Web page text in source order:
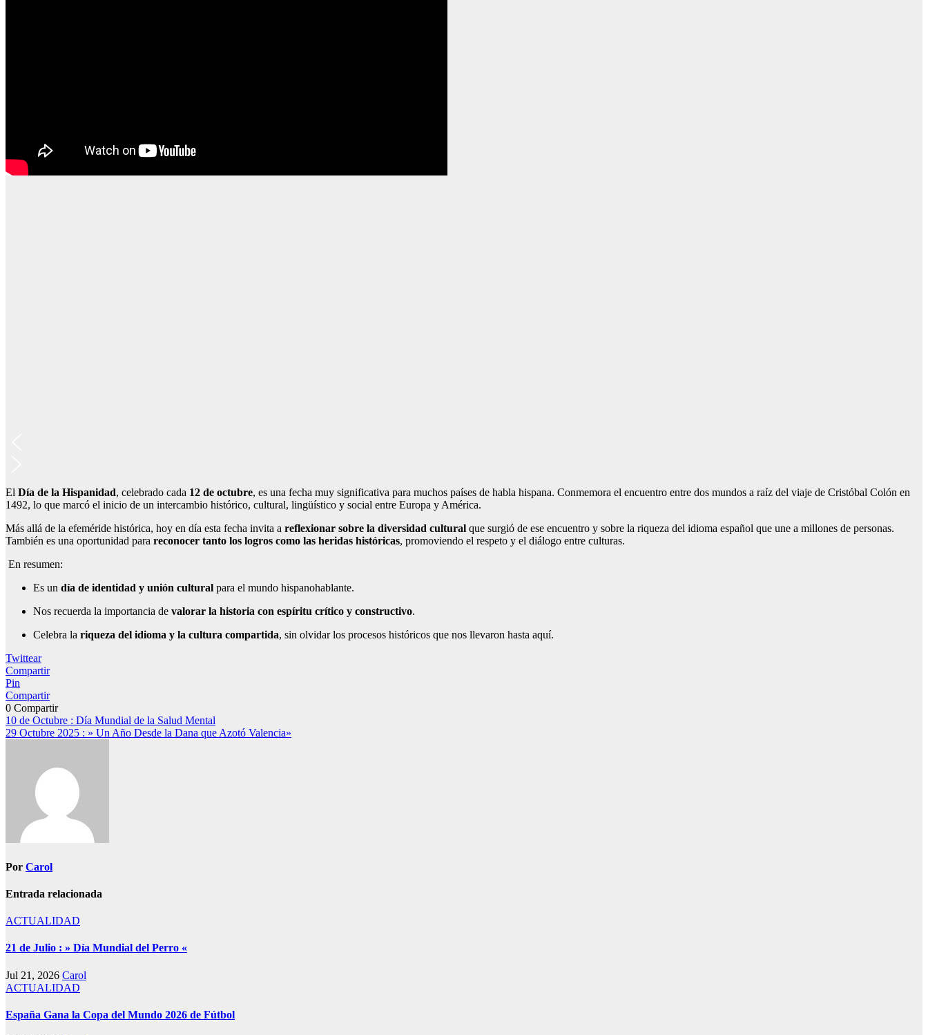
El Día de la Hispanidad, celebrado cada 12 de octubre, es una fecha muy significativa para muchos países de habla hispana. Conmemora el encuentro entre dos mundos a raíz del viaje de Cristóbal Colón en
1492, lo que marcó el inicio de un intercambio histórico, cultural, lingüístico y social entre Europa y América.
Más allá de la efeméride histórica, hoy en día esta fecha invita a reflexionar sobre la diversidad cultural que surgió de ese encuentro y sobre la riqueza del idioma español que une a millones de personas.
También es una oportunidad para reconocer tanto los logros como las heridas históricas, promoviendo el respeto y el diálogo entre culturas.
En resumen:
Es un día de identidad y unión cultural para el mundo hispanohablante.
Nos recuerda la importancia de valorar la historia con espíritu crítico y constructivo.
Celebra la riqueza del idioma y la cultura compartida, sin olvidar los procesos históricos que nos llevaron hasta aquí.
Twittear
Compartir
Pin
Compartir
0 Compartir
Navegación
de
10 de Octubre : Día Mundial de la Salud Mental
29 Octubre 2025 : » Un Año Desde la Dana que Azotó Valencia»
Por Carol
Entrada relacionada
ACTUALIDAD
21 de Julio : » Día Mundial del Perro «
Jul 21, 2026 Carol
ACTUALIDAD
España Gana la Copa del Mundo 2026 de Fútbol